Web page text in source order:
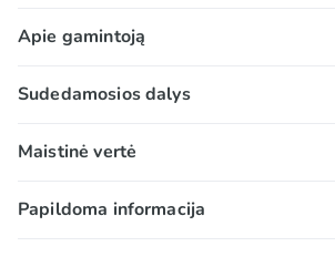
Apie gamintoją
Reese‘s laikomi vienu iš JAV
Cup – šokoladinis, dažniausiai
įdarytas riešutų kremu, pirmą kartą
populiariausias iš visų gamintojo
Sudedamosios dalys
ŽEMĖS RIEŠUTAI, cukrus*,
alyvpalmių branduolių ir/arba
nugriebto PIENO milteliai, kukurūzų
Maistinė vertė
100 g/ml:
Papildoma informacija